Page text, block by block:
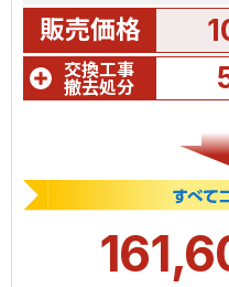
販売価格
交換工事
撤去処分